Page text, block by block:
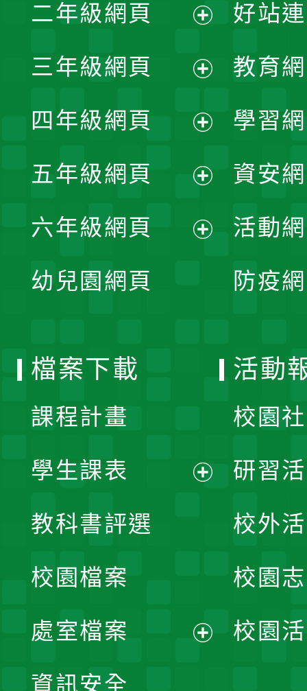
開
選
單
二年級網頁
開
選
單
三年級網頁
開
選
單
四年級網頁
開
選
五年級網頁
開
六年級網頁
幼兒園網頁
好站
教育
學習
資安
活動
防疫
檔案下載
課程計畫
學生課表
單
教科書評選
校園檔案
處室檔案
資訊安全
活動
校園
研習
校外
校園
校園